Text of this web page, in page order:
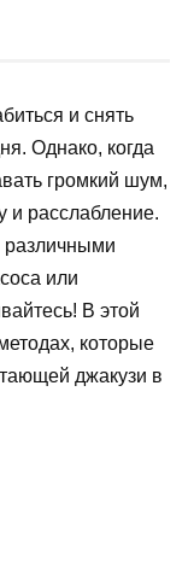
и снять
Однако, когда
громкий шум,
и расслабление.
различными
или
В этой
которые
джакузи в